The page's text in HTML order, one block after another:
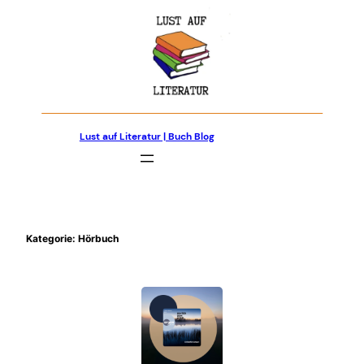
Lust auf Literatur | Buch Blog
Kategorie: Hörbuch